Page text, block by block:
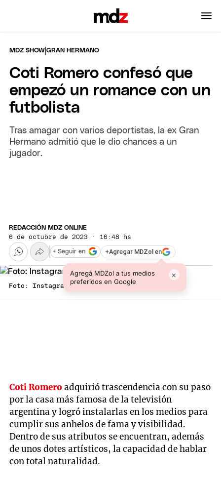
MDZ SHOW |GRAN HERMANO
Coti Romero confesó que
empezó un romance con un
futbolista
Tras amagar con varios deportistas, la ex Gran
Hermano admitió que le dio chances a un
jugador.
REDACCIÓN MDZ ONLINE
6 de octubre de 2023 · 16:48 hs
+Agregar MDZol en
Agregá MDZol a tus medios
preferidos en Google
×
+ Seguir en
Foto: Instagram Cotyrommero.
Coti Romeroadquirió trascendencia con su paso
por la casa más famosa de la televisión
argentina y logró instalarlas en los medios para
cumplir sus anhelos de fama y visibilidad.
Dentro de sus atributos se encuentran, además
de unos dotes artísticos, la capacidad de hablar
con total naturalidad.